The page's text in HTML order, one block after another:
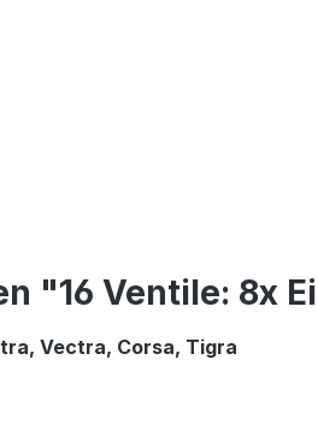
"16 Ventile: 8x
Vectra, Corsa, Tigra